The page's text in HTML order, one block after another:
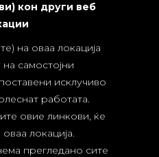
кон други веб
на оваа локација
самостојни
исклучиво
работата.
овие линкови, ќе
локација.
прегледано сите